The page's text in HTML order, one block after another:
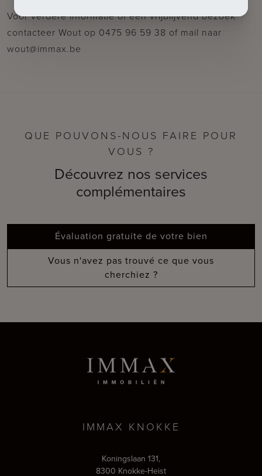
Voor verdere informatie of een vrijblijvend bezoek
contacteer Wout op 0475 96 59 38 of mail naar
wout@immax.be
QUE POUVONS-NOUS FAIRE POUR
VOUS ?
Découvrez nos services
complémentaires
Évaluation gratuite de votre bien
Vous n'avez pas trouvé ce que vous
cherchiez ?
IMMAX KNOKKE
Koningslaan 131,
8300 Knokke-Heist